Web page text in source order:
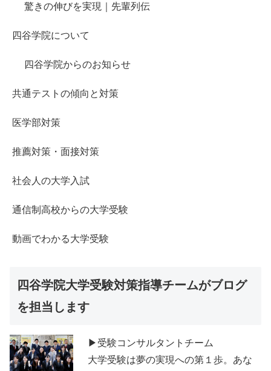
驚きの伸びを実現｜先輩列伝
四谷学院について
四谷学院からのお知らせ
共通テストの傾向と対策
医学部対策
推薦対策・面接対策
社会人の大学入試
通信制高校からの大学受験
動画でわかる大学受験
四谷学院大学受験対策指導チームがブログ
を担当します
▶受験コンサルタントチーム
大学受験は夢の実現への第１歩。あな